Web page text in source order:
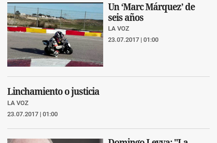
Un ‘Marc Márquez’ de
seis años
LA VOZ
23.07.2017 | 01:00
Linchamiento o justicia
LA VOZ
23.07.2017 | 01:00